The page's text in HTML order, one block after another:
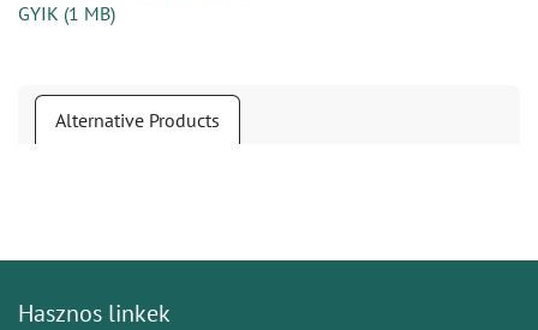
GYIK (1 MB)
Alternative Products
Hasznos linkek